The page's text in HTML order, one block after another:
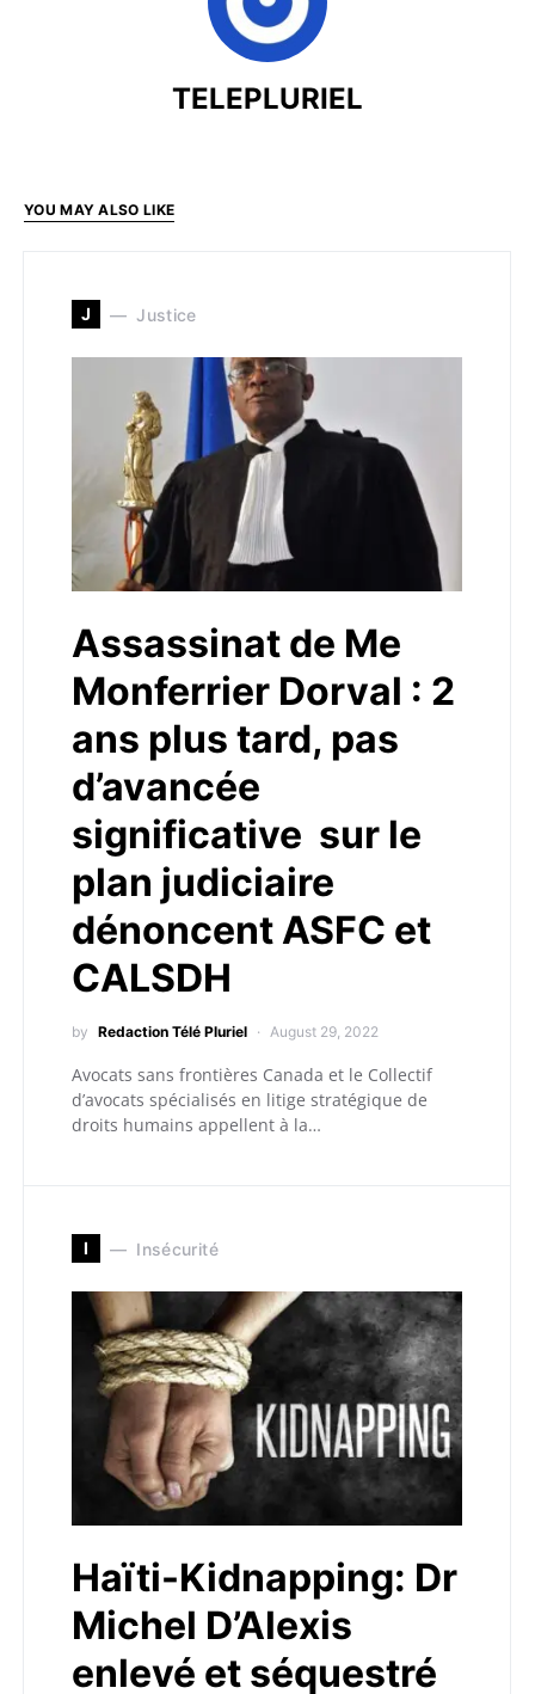
TELEPLURIEL
YOU MAY ALSO LIKE
J Justice
Assassinat de Me
Monferrier Dorval : 2
ans plus tard, pas
d’avancée
significative sur le
plan judiciaire
dénoncent ASFC et
CALSDH
by Redaction Télé Pluriel August 29, 2022
Avocats sans frontières Canada et le Collectif
d’avocats spécialisés en litige stratégique de
droits humains appellent à la…
I Insécurité
Haïti-Kidnapping: Dr
Michel D’Alexis
enlevé et séquestré